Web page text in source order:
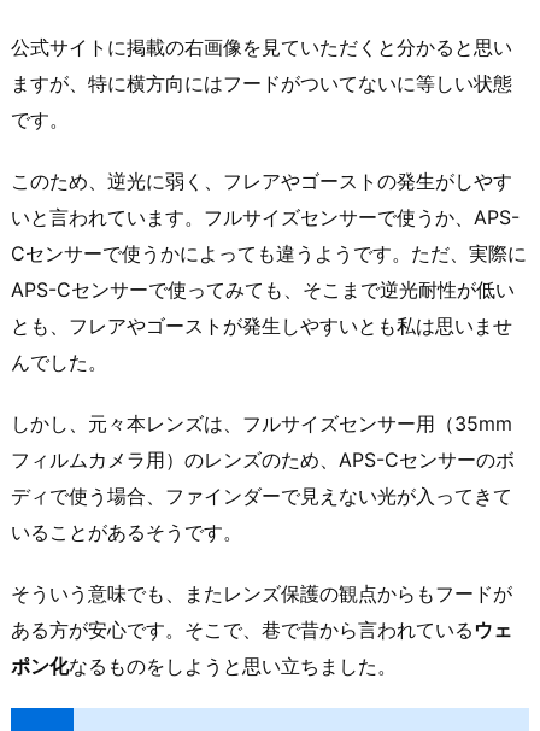
公式サイトに掲載の右画像を見ていただくと分かると思い
ますが、特に横方向にはフードがついてないに等しい状態
です。
このため、逆光に弱く、フレアやゴーストの発生がしやす
いと言われています。フルサイズセンサーで使うか、APS-
Cセンサーで使うかによっても違うようです。ただ、実際に
APS-Cセンサーで使ってみても、そこまで逆光耐性が低い
とも、フレアやゴーストが発生しやすいとも私は思いませ
んでした。
しかし、元々本レンズは、フルサイズセンサー用（35mm
フィルムカメラ用）のレンズのため、APS-Cセンサーのボ
ディで使う場合、ファインダーで見えない光が入ってきて
いることがあるそうです。
そういう意味でも、またレンズ保護の観点からもフードが
ある方が安心です。そこで、巷で昔から言われている ウェ
ポン化なるものをしようと思い立ちました。